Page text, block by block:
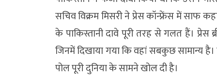
सचिव विक्रम मिसरी ने प्रेस कॉन्फ्रेंस में साफ
के पाकिस्तानी दावे पूरी तरह से गलत हैं। प्रेस
जिनमें दिखाया गया कि वहां सबकुछ सामान्य
पोल पूरी दुनिया के सामने खोल दी है।